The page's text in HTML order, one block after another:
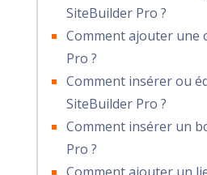
SiteBuilder Pro ?
Comment ajouter une
Pro ?
Comment insérer ou
SiteBuilder Pro ?
Comment insérer un
Pro ?